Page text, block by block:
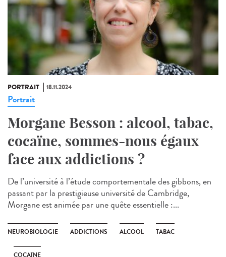
PORTRAIT 18.11.2024
Portrait
Morgane Besson : alcool, tabac,
cocaïne, sommes-nous égaux
face aux addictions ?
De l’université à l’étude comportementale des gibbons, en
passant par la prestigieuse université de Cambridge,
Morgane est animée par une quête essentielle :...
NEUROBIOLOGIE ADDICTIONS ALCOOL TABAC
COCAÏNE